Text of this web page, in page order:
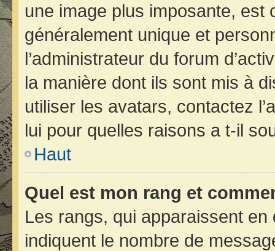
une image plus imposante, est
généralement unique et
l’administrateur du forum
la manière dont ils sont mis à
utiliser les avatars, contactez
lui pour quelles raisons a t-il
Haut
Quel est mon rang et
Les rangs, qui apparaissent en
indiquent le nombre de